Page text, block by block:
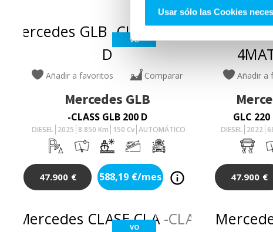
Usar sólo las Cookies
VO
Añadir a favoritos Comparar
Mercedes GLB
-CLASS GLB 200 D
DIESEL 2025 8.850 Km 150 Cv AUTOMÁTICO
47.900 € 588,19 €/mes
Añadir a
GLC
DIESEL 2022
47.900 €
VO